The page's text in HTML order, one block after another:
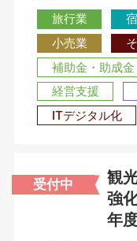
旅行業
小売業
補助金・助成金
経営支援
ITデジタル化
観
強
年度
受付中